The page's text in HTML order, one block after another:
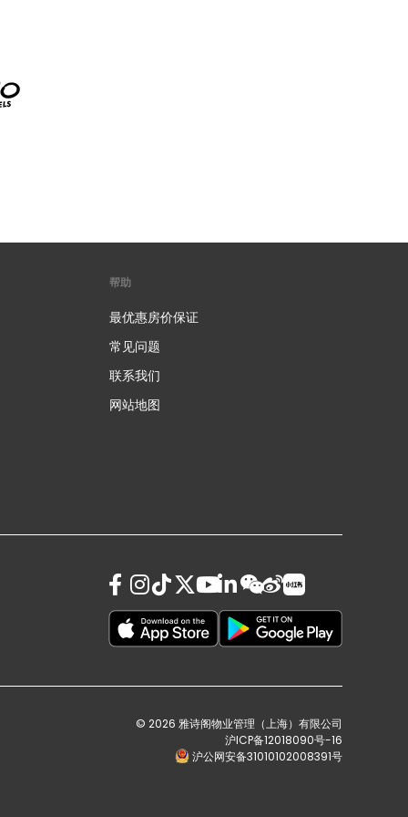
帮助
最优惠房价保证
常见问题
联系我们
网站地图
© 2026 雅诗阁物业管理（上海）有限公司
沪ICP备12018090号-16
沪公网安备31010102008391号